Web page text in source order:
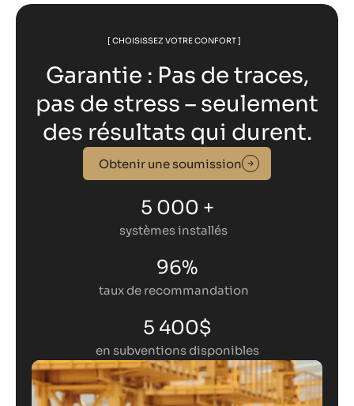
[ CHOISISSEZ VOTRE CONFORT ]
Garantie : Pas de traces,
pas de stress – seulement
des résultats qui durent.
Obtenir une soumission
5 000 +
systèmes installés
96%
taux de recommandation
5 400$
en subventions disponibles